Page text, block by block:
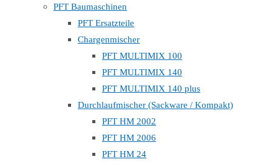
PFT Baumaschinen
PFT Ersatzteile
Chargenmischer
PFT MULTIMIX 100
PFT MULTIMIX 140
PFT MULTIMIX 140 plus
Durchlaufmischer (Sackware / Kompakt)
PFT HM 2002
PFT HM 2006
PFT HM 24